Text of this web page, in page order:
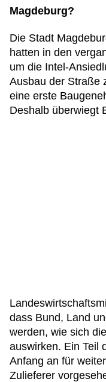
Magdeburg?
Die Stadt
hatten in den
um die Intel-
Ausbau der Straße
eine erste
Deshalb überwiegt
dass Bund, Land
werden, wie sich
auswirken. Ein Teil
Anfang an für
Zulieferer